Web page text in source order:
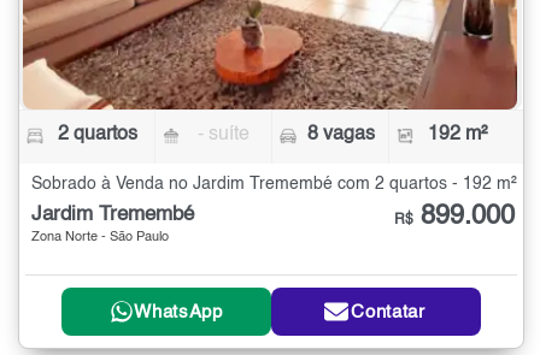
2 quartos - suíte 8 vagas 192 m²
Sobrado à Venda no Jardim Tremembé com 2 quartos - 192 m²
Jardim Tremembé
Zona Norte - São Paulo
R$ 899.000
WhatsApp Contatar